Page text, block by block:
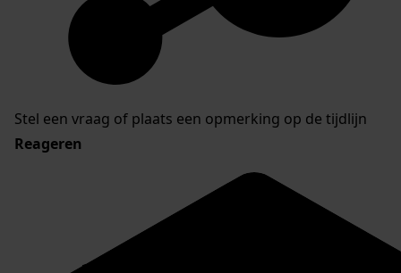
Stel een vraag of plaats een opmerking op de tijdlijn
Reageren